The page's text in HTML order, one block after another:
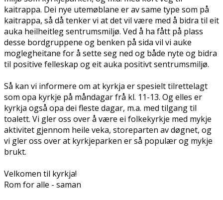
kaitrappa. Dei nye utemøblane er av same type som på
kaitrappa, så då tenker vi at det vil være med å bidra til eit
auka heilheitleg sentrumsmiljø. Ved å ha fått på plass
desse bordgruppene og benken på sida vil vi auke
moglegheitane for å sette seg ned og både nyte og bidra
til positive felleskap og eit auka positivt sentrumsmiljø.
Så kan vi informere om at kyrkja er spesielt tilrettelagt
som opa kyrkje på måndagar frå kl. 11-13. Og elles er
kyrkja også opa dei fleste dagar, m.a. med tilgang til
toalett. Vi gler oss over å være ei folkekyrkje med mykje
aktivitet gjennom heile veka, storeparten av døgnet, og
vi gler oss over at kyrkjeparken er så populær og mykje
brukt.
Velkomen til kyrkja!
Rom for alle - saman